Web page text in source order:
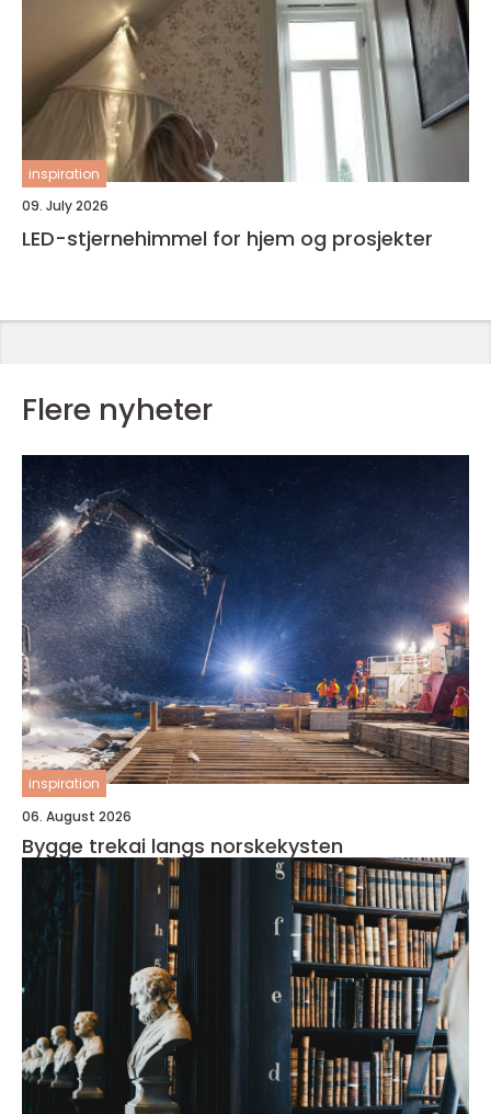
inspiration
09. July 2026
LED-stjernehimmel for hjem og prosjekter
Flere nyheter
inspiration
06. August 2026
Bygge trekai langs norskekysten